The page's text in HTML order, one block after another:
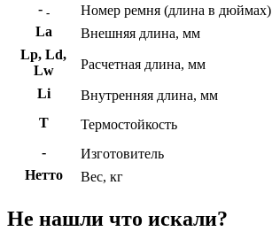
- -
Номер ремня (длина в дюймах)
La
Внешняя длина, мм
Lp, Ld,
Lw
Расчетная длина, мм
Li
Внутренняя длина, мм
Т
Термостойкость
-
Изготовитель
Нетто
Вес, кг
Не нашли что искали?